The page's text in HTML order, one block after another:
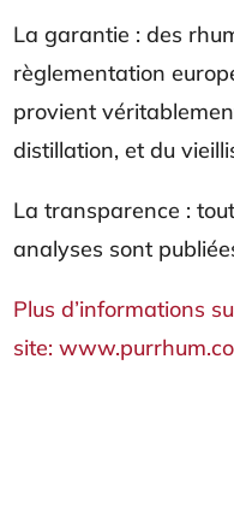
La garantie : des
règlementation
provient
distillation, et du
La transparence :
analyses sont
Plus d’informations
site: